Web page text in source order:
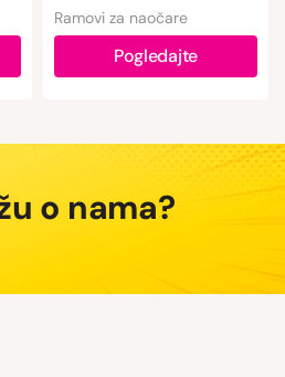
Ramovi za naočare
Pogledajte
o nama?